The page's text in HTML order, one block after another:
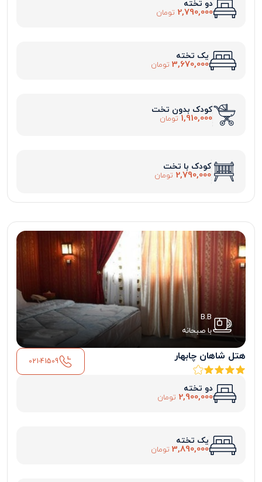
دو تخته
2,790,000 تومان
یک تخته
3,670,000 تومان
کودک بدون تخت
1,910,000 تومان
کودک با تخت
2,790,000 تومان
B.B
با صبحانه
هتل شاهان چابهار 021-41509
دو تخته
2,900,000 تومان
یک تخته
3,890,000 تومان